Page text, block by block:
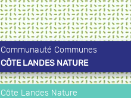
Communauté Communes
CÔTE LANDES NATURE
Côte Landes Nature